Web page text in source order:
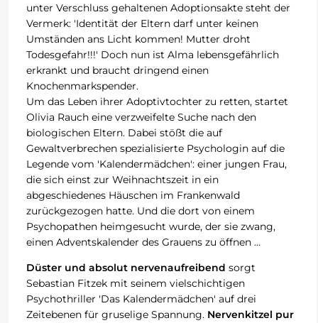
unter Verschluss gehaltenen Adoptionsakte steht der
Vermerk: 'Identität der Eltern darf unter keinen
Umständen ans Licht kommen! Mutter droht
Todesgefahr!!!' Doch nun ist Alma lebensgefährlich
erkrankt und braucht dringend einen
Knochenmarkspender.
Um das Leben ihrer Adoptivtochter zu retten, startet
Olivia Rauch eine verzweifelte Suche nach den
biologischen Eltern. Dabei stößt die auf
Gewaltverbrechen spezialisierte Psychologin auf die
Legende vom 'Kalendermädchen': einer jungen Frau,
die sich einst zur Weihnachtszeit in ein
abgeschiedenes Häuschen im Frankenwald
zurückgezogen hatte. Und die dort von einem
Psychopathen heimgesucht wurde, der sie zwang,
einen Adventskalender des Grauens zu öffnen ...
Düster und absolut nervenaufreibend sorgt
Sebastian Fitzek mit seinem vielschichtigen
Psychothriller 'Das Kalendermädchen' auf drei
Zeitebenen für gruselige Spannung. Nervenkitzel pur